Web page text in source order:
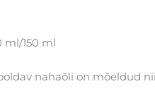
ml/150 ml
nahaõli on mõeldud